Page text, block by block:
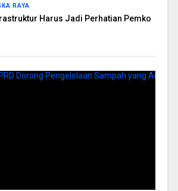
RAYA
Harus Jadi Perhatian Pemko